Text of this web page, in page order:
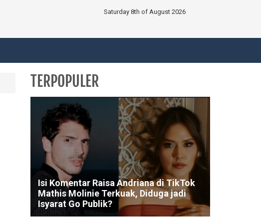
Saturday 8th of August 2026
TERPOPULER
Isi Komentar Raisa Andriana di TikTok
Mathis Molinie Terkuak, Diduga jadi
Isyarat Go Publik?